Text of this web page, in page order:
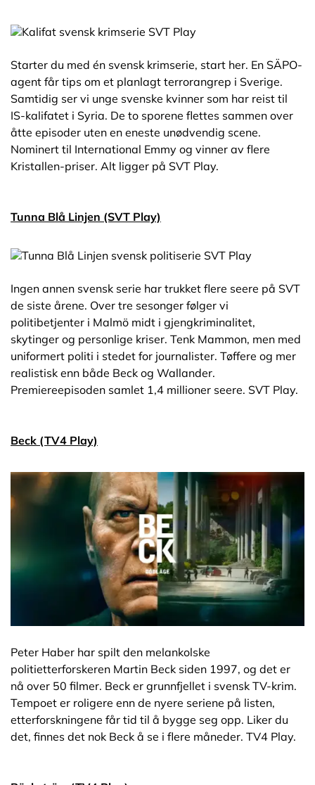
Starter du med én svensk krimserie, start her. En SÄPO-
agent får tips om et planlagt terrorangrep i Sverige.
Samtidig ser vi unge svenske kvinner som har reist til
IS-kalifatet i Syria. De to sporene flettes sammen over
åtte episoder uten en eneste unødvendig scene.
Nominert til International Emmy og vinner av flere
Kristallen-priser. Alt ligger på SVT Play.
Tunna Blå Linjen (SVT Play)
Ingen annen svensk serie har trukket flere seere på SVT
de siste årene. Over tre sesonger følger vi
politibetjenter i Malmö midt i gjengkriminalitet,
skytinger og personlige kriser. Tenk Mammon, men med
uniformert politi i stedet for journalister. Tøffere og mer
realistisk enn både Beck og Wallander.
Premiereepisoden samlet 1,4 millioner seere. SVT Play.
Beck (TV4 Play)
Peter Haber har spilt den melankolske
politietterforskeren Martin Beck siden 1997, og det er
nå over 50 filmer. Beck er grunnfjellet i svensk TV-krim.
Tempoet er roligere enn de nyere seriene på listen,
etterforskningene får tid til å bygge seg opp. Liker du
det, finnes det nok Beck å se i flere måneder. TV4 Play.